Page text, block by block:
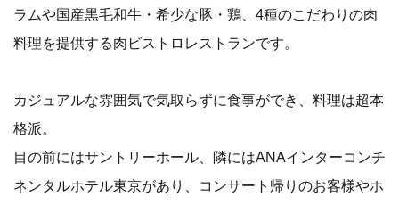
ラムや国産黒毛和牛・希少な豚・鶏、4種のこだわりの肉
料理を提供する肉ビストロレストランです。
カジュアルな雰囲気で気取らずに食事ができ、料理は超本
格派。
目の前にはサントリーホール、隣にはANAインターコンチ
ネンタルホテル東京があり、コンサート帰りのお客様やホ